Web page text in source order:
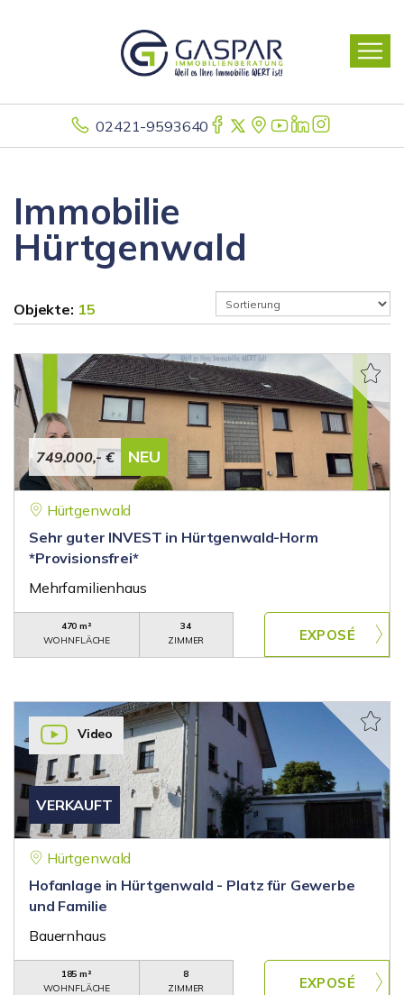
02421-9593640
Immobilie
Hürtgenwald
Objekte: 15
749.000,- € NEU
Hürtgenwald
Sehr guter INVEST in Hürtgenwald-Horm
*Provisionsfrei*
Mehrfamilienhaus
470 m²
WOHNFLÄCHE
34
ZIMMER
VERKAUFT
Video
Hürtgenwald
Hofanlage in Hürtgenwald - Platz für Gewerbe
und Familie
Bauernhaus
185 m²
WOHNFLÄCHE
8
ZIMMER